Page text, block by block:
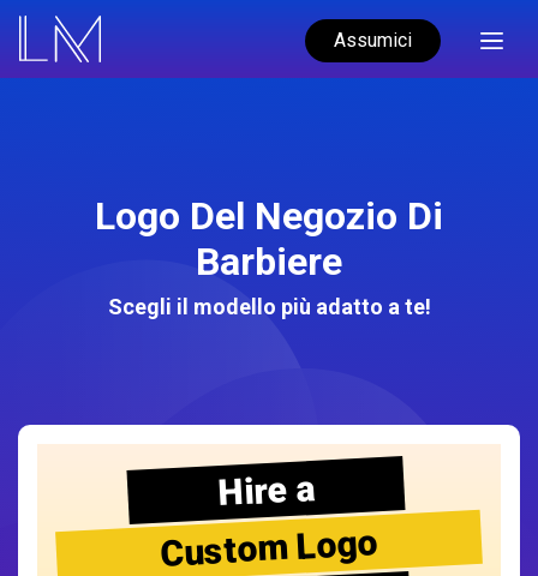
Assumici
Logo Del Negozio Di
Barbiere
Scegli il modello più adatto a te!
Hire a
Custom Logo